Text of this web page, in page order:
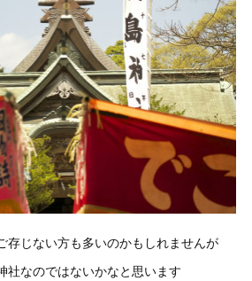
存じない方も多いのかもしれませんが
社なのではないかなと思います